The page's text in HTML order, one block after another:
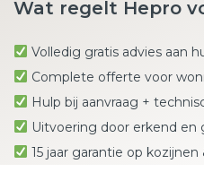
Wat regelt Hepro
Volledig gratis advies aan
Complete offerte voor
Hulp bij aanvraag +
Uitvoering door erkend
15 jaar garantie op kozijnen